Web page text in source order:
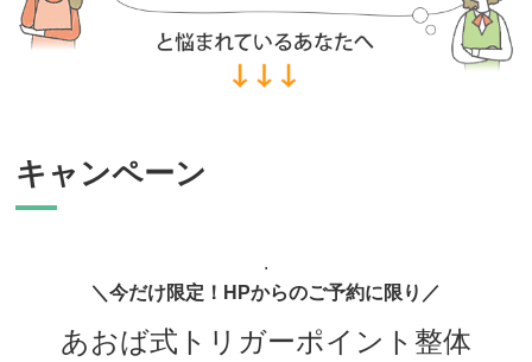
キャンペーン
.
＼今だけ限定！HPからのご予約に限り／
あおば式トリガーポイント整体